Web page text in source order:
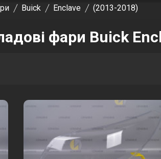
Buick Enclave (2013-2018)
фари Buick